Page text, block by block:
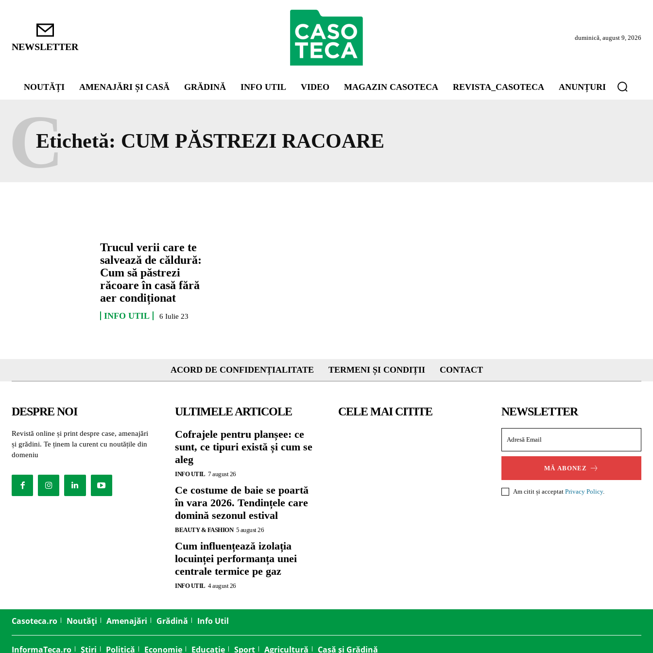
NEWSLETTER
duminică, august 9, 2026
NOUTĂȚI AMENAJĂRI ȘI CASĂ GRĂDINĂ INFO UTIL VIDEO MAGAZIN CASOTECA REVISTA_CASOTECA ANUNȚURI
Etichetă: CUM PĂSTREZI RACOARE
C
Trucul verii care te
salvează de căldură:
Cum să păstrezi
răcoare în casă fără
aer condiționat
INFO UTIL 6 Iulie 23
ACORD DE CONFIDENȚIALITATE TERMENI ȘI CONDIȚII CONTACT
DESPRE NOI
Revistă online și print despre case, amenajări
și grădini. Te ținem la curent cu noutățile din
domeniu
ULTIMELE ARTICOLE
Cofrajele pentru planșee: ce
sunt, ce tipuri există și cum se
aleg
INFO UTIL 7 august 26
Ce costume de baie se poartă
în vara 2026. Tendințele care
domină sezonul estival
BEAUTY & FASHION 5 august 26
Cum influențează izolația
locuinței performanța unei
centrale termice pe gaz
INFO UTIL 4 august 26
CELE MAI CITITE NEWSLETTER
MĂ ABONEZ
Am citit și acceptat Privacy Policy.
Casoteca.ro Noutăți Amenajări Grădină Info Util
InformaTeca.ro Știri Politică Economie Educație Sport Agricultură Casă și Grădină